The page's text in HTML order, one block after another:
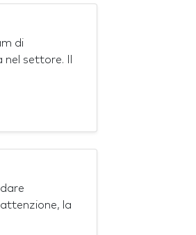
di
settore. Il
la